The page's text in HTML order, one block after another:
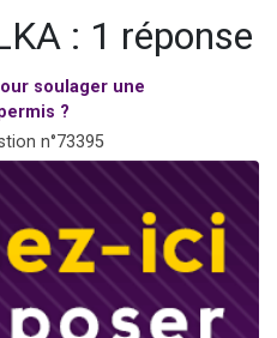
pour étudier en groupe sur Zoom
musiques dans Torah-Box Music
2 personnes viennent de nous rejoindre sur WhatsApp
: 1 réponse
soulager une
?
n°73395